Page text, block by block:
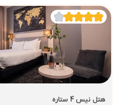
هتل نیس 4 ستاره